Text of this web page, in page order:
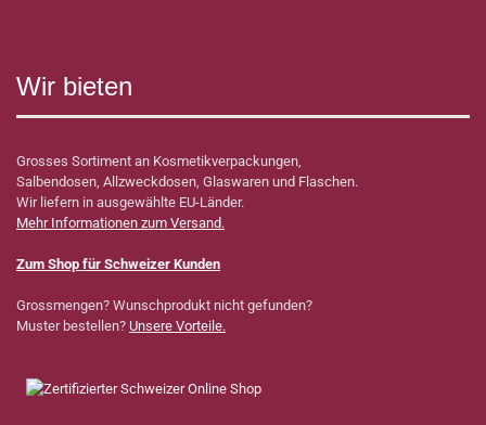
Wir bieten
Grosses Sortiment an Kosmetikverpackungen,
Salbendosen, Allzweckdosen, Glaswaren und Flaschen.
Wir liefern in ausgewählte EU-Länder.
Mehr Informationen zum Versand.
Zum Shop für Schweizer Kunden
Grossmengen? Wunschprodukt nicht gefunden?
Muster bestellen? Unsere Vorteile.